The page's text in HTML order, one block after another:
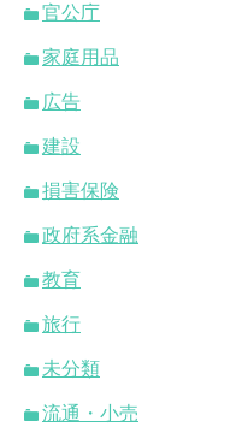
官公庁
家庭用品
広告
建設
損害保険
政府系金融
教育
旅行
未分類
流通・小売